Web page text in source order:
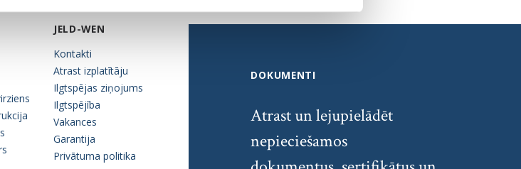
JELD-WEN
Kontakti
Atrast izplatītāju
Ilgtspējas ziņojums
Ilgtspējība
Vakances
Garantija
Privātuma politika
DOKUMENTI
Atrast un lejupielādēt
nepieciešamos